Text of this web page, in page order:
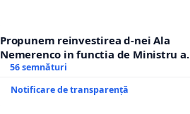
Propunem reinvestirea d-nei Ala
Nemerenco in functia de Ministru al
Sanatatii
56 semnături
Notificare de transparență